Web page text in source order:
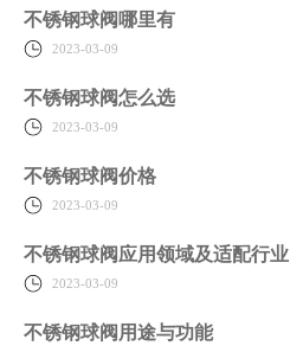
不锈钢球阀哪里有
2023-03-09
不锈钢球阀怎么选
2023-03-09
不锈钢球阀价格
2023-03-09
不锈钢球阀应用领域及适配行业
2023-03-09
不锈钢球阀用途与功能